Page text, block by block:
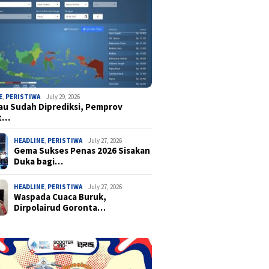
, PERISTIWA July 29, 2026
Sudah Diprediksi, Pemprov
HEADLINE, PERISTIWA July 27, 2026
Gema Sukses Penas 2026 Sisakan
Duka bagi…
HEADLINE, PERISTIWA July 27, 2026
Waspada Cuaca Buruk,
Dirpolairud Goronta…